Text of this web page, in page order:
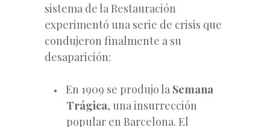
sistema de la Restauración
experimentó una serie de crisis que
condujeron finalmente a su
desaparición:
En 1909 se produjo la Semana
Trágica, una insurrección
popular en Barcelona. El